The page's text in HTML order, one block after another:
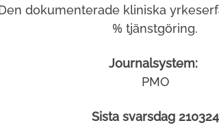
dokumenterade kliniska
% tjänstgöring.
Journalsystem:
PMO
Sista svarsdag 210324